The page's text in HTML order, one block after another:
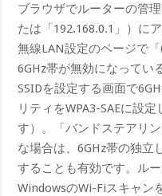
ブラウザでルーターの管
たは「192.168.0.1」）に
無線LAN設定のページで
6GHz帯が無効になってい
SSIDを設定する画面で
リティをWPA3-SAEに設
す）。「バンドステアリ
な場合は、6GHz帯の独立
することも有効です。ル
WindowsのWi-Fiスキャン